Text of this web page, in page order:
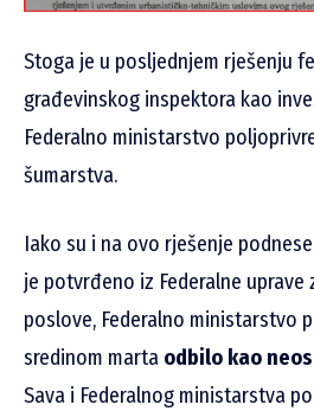
Stoga je u posljednjem rješenju
građevinskog inspektora kao
Federalno ministarstvo
šumarstva.
Iako su i na ovo rješenje
je potvrđeno iz Federalne uprave
poslove, Federalno ministarstvo
sredinom marta odbilo kao
Sava i Federalnog ministarstva